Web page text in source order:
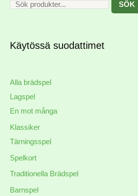
SÖK
Käytössä suodattimet
Alla brädspel
Lagspel
En mot många
Klassiker
Tärningsspel
Spelkort
Traditionella Brädspel
Barnspel